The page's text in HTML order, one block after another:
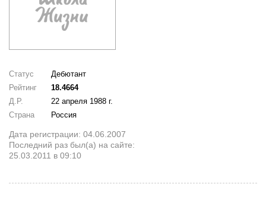
Статус
Дебютант
Рейтинг
18.4664
Д.Р.
22 апреля 1988 г.
Страна
Россия
Дата регистрации: 04.06.2007
Последний раз был(а) на сайте:
25.03.2011 в 09:10